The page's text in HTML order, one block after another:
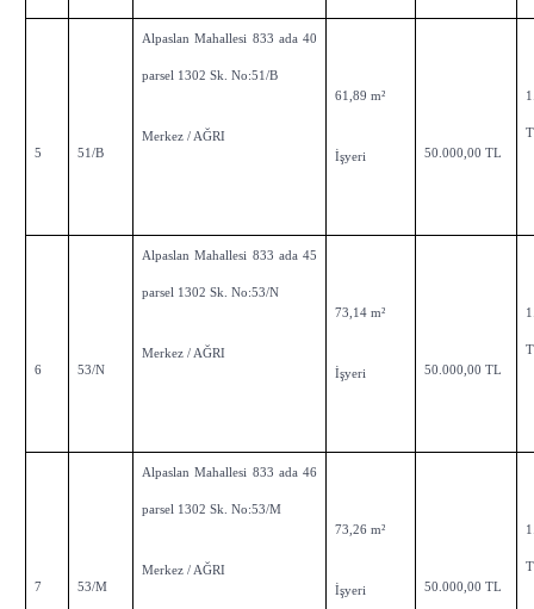
5 51/B
Alpaslan Mahallesi 833 ada 40
parsel 1302 Sk. No:51/B
Merkez / AĞRI
61,89 m²
İşyeri 50.000,00 TL
6 53/N
Alpaslan Mahallesi 833 ada 45
parsel 1302 Sk. No:53/N
Merkez / AĞRI
73,14 m²
İşyeri 50.000,00 TL
7 53/M
Alpaslan Mahallesi 833 ada 46
parsel 1302 Sk. No:53/M
Merkez / AĞRI
73,26 m²
İşyeri 50.000,00 TL